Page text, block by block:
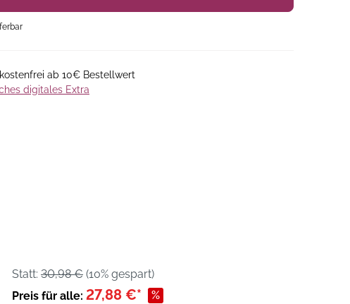
ab 10€ Bestellwert
digitales Extra
Statt: 30,98 € (10% gespart)
Preis für alle: 27,88 €* %